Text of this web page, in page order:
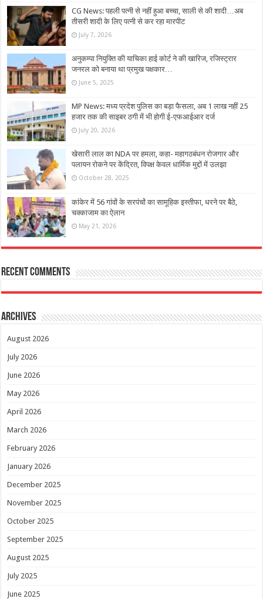
CG News: पहली पत्नी से नहीं हुआ बच्चा, साली से की शादी…अब
तीसरी शादी के लिए पत्नी से कर रहा मारपीट
July 7, 2026
अनुकम्पा नियुक्ति की याचिका हाई कोर्ट ने की खारिज, रजिस्ट्रार
जनरल को बनाया था प्रमुख पक्षकार…
June 5, 2025
MP News: मध्य प्रदेश पुलिस का बड़ा फैसला, अब 1 लाख नहीं 25
हजार तक की साइबर ठगी में भी होगी ई-एफआईआर दर्ज
July 20, 2026
खेसारी लाल का NDA पर हमला, कहा- महागठबंधन रोजगार और
पलायन रोकने पर केंद्रित, विपक्ष केवल धार्मिक मुद्दों में उलझा
October 28, 2025
कांकेर में 56 गांवों के सरपंचों का सामूहिक इस्तीफा, धरने पर बैठे,
चक्काजाम का ऐलान
May 21, 2026
Recent Comments
Archives
August 2026
July 2026
June 2026
May 2026
April 2026
March 2026
February 2026
January 2026
December 2025
November 2025
October 2025
September 2025
August 2025
July 2025
June 2025